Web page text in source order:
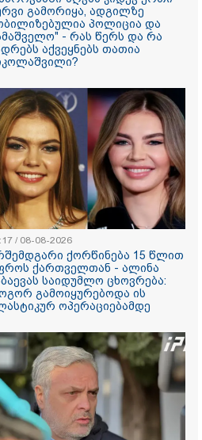
- რას წერს
1764.80
- 57
ეძებენ
ჭურვი
სამაშველო" -
კადრებს
არშემდგარი
უფროს
კაბაევას
როგორ
პლასტიკურ
გამორიყა, ადგილზე
პოლიცია და
- რას წერს და რა
აქვეყნებს თათია
/ 08-08-2026
ქორწინება 15 წლით
ქართველთან - ალინა
საიდუმლო ცხოვრება:
გამოიყურებოდა ის
ოპერაციებამდე